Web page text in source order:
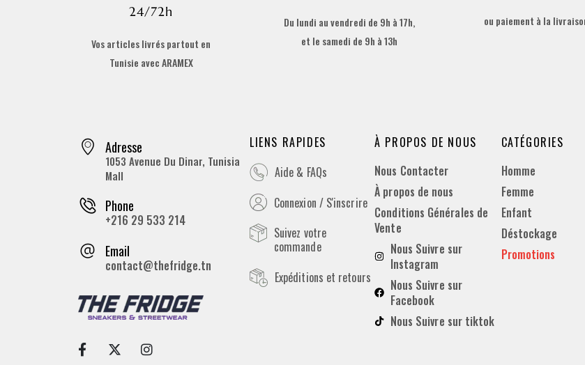
24/72h
Vos articles livrés partout en
Tunisie avec ARAMEX
Du lundi au vendredi de 9h à 17h,
et le samedi de 9h à 13h
ou paiement à la
Adresse
1053 Avenue Du Dinar, Tunisia
Mall
Phone
+216 29 533 214
Email
contact@thefridge.tn
LIENS RAPIDES
Aide & FAQs
Connexion / S'inscrire
Suivez votre
commande
Expéditions et retours
À PROPOS DE NOUS
Nous Contacter
À propos de nous
Conditions Générales de
Vente
Nous Suivre sur
Instagram
Nous Suivre sur
Facebook
Nous Suivre sur tiktok
CATÉGORIES
Homme
Femme
Enfant
Déstockage
Promotions